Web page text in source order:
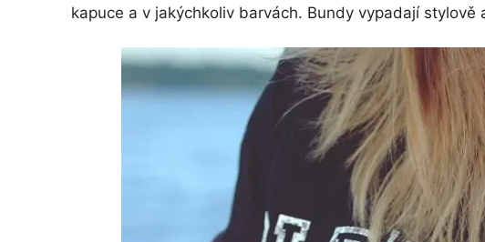
kapuce a v jakýchkoliv barvách. Bundy vypadají stylově